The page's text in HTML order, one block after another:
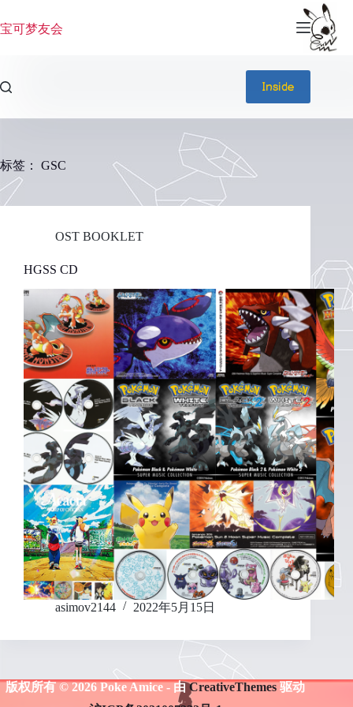
过
宝可梦友会
Inside
标签： GSC
OST BOOKLET
HGSS CD
asimov2144 2022年5月15日
版权所有 © 2026 Poke Amice - 由CreativeThemes驱动